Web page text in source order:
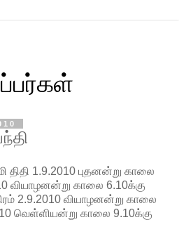
திதி 1.9.2010 புதனன்று காலை
வியாழனன்று காலை 6.10க்கு
2.9.2010 வியாழனன்று காலை
வெள்ளியன்று காலை 9.10க்கு